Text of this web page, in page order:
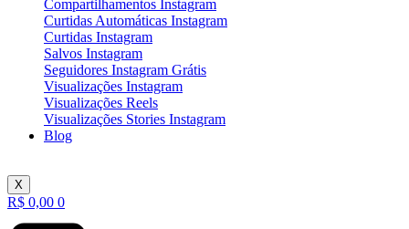
Compartilhamentos Instagram
Curtidas Automáticas Instagram
Curtidas Instagram
Salvos Instagram
Seguidores Instagram Grátis
Visualizações Instagram
Visualizações Reels
Visualizações Stories Instagram
Blog
X
R$ 0,00 0